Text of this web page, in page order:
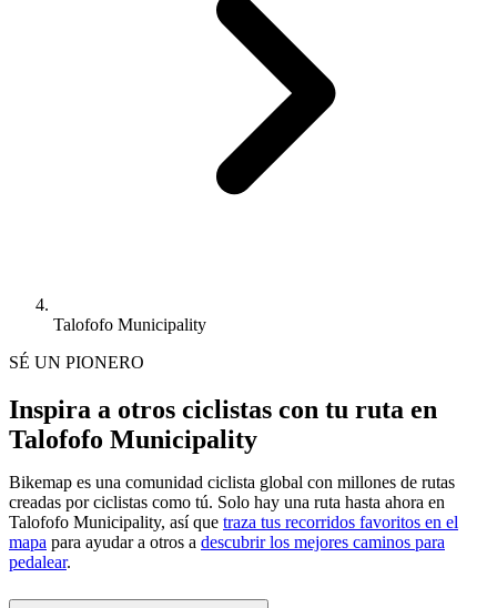
Talofofo Municipality
SÉ UN PIONERO
Inspira a otros ciclistas con tu ruta en
Talofofo Municipality
Bikemap es una comunidad ciclista global con millones de rutas
creadas por ciclistas como tú. Solo hay una ruta hasta ahora en
Talofofo Municipality, así que traza tus recorridos favoritos en el
mapa para ayudar a otros a descubrir los mejores caminos para
pedalear.